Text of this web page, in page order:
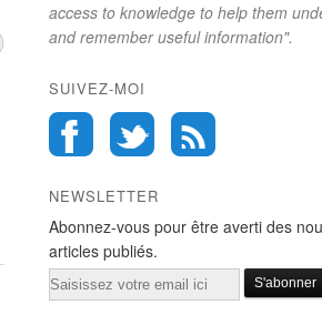
access to knowledge to help them
and remember useful information".
SUIVEZ-MOI
NEWSLETTER
Abonnez-vous pour être averti des
articles publiés.
Email